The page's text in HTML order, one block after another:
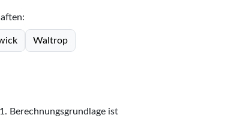
Waltrop
. Berechnungsgrundlage ist